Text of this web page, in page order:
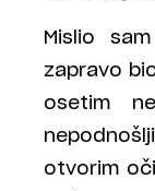
Mislio
zapravo
osetim
otvorim